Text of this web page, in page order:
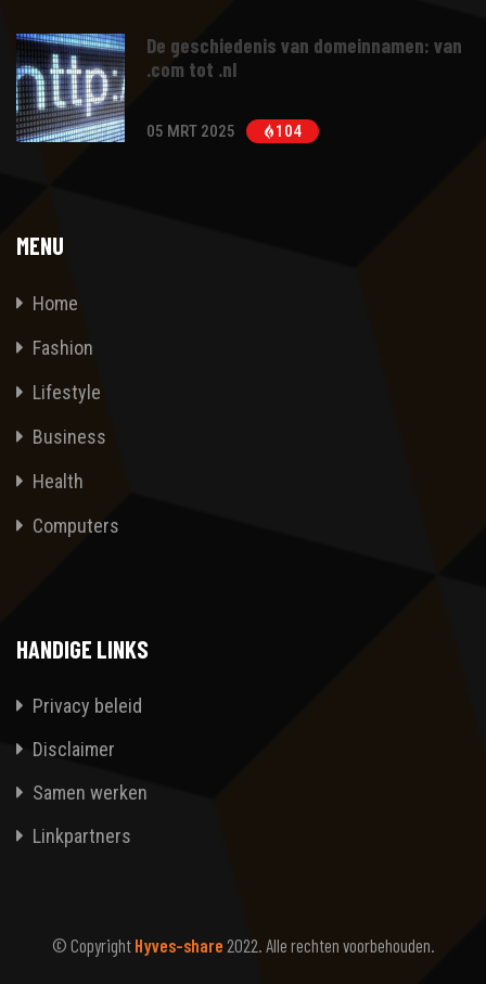
De geschiedenis van domeinnamen: van
.com tot .nl
05 MRT 2025 104
MENU
Home
Fashion
Lifestyle
Business
Health
Computers
HANDIGE LINKS
Privacy beleid
Disclaimer
Samen werken
Linkpartners
© Copyright Hyves-share 2022. Alle rechten voorbehouden.